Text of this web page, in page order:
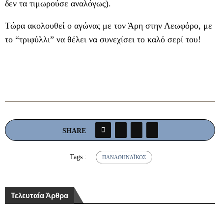
δεν τα τιμωρούσε αναλόγως).
Τώρα ακολουθεί ο αγώνας με τον Άρη στην Λεωφόρο, με
το “τριφύλλι” να θέλει να συνεχίσει το καλό σερί του!
SHARE
Tags : ΠΑΝΑΘΗΝΑΪΚΌΣ
Τελευταία Άρθρα